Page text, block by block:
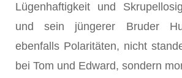
Lügenhaftigkeit und
und sein jüngerer Bruder
ebenfalls Polaritäten, nicht
bei Tom und Edward, sondern